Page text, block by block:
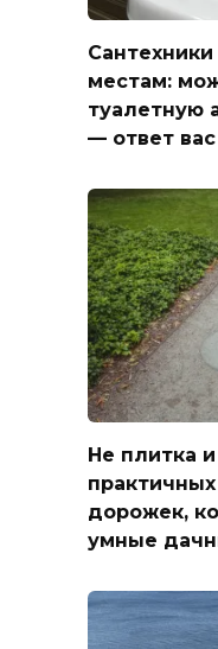
местам:
туалетную
— ответ
Не плитка
дорожек,
умные